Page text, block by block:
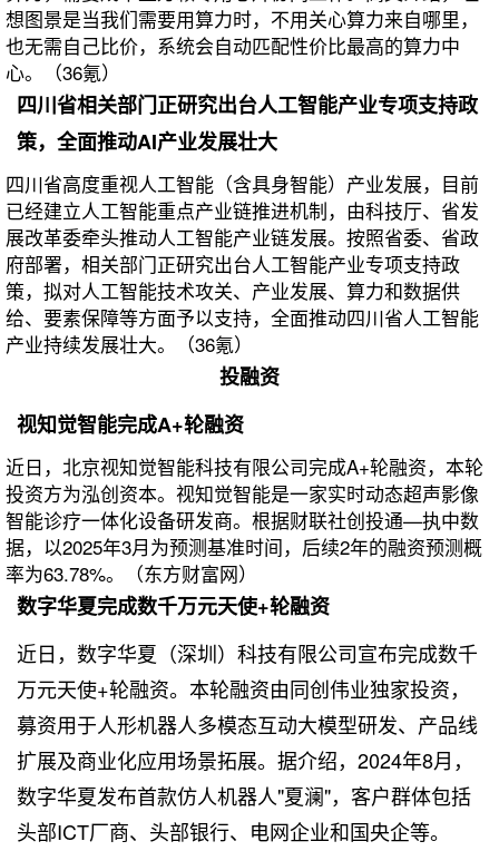
想图景是当我们需要用算力时，不用关心算力来自哪里，
也无需自己比价，系统会自动匹配性价比最高的算力中
心。（36氪）
四川省相关部门正研究出台人工智能产业专项支持政
策，全面推动AI产业发展壮大
四川省高度重视人工智能（含具身智能）产业发展，目前
已经建立人工智能重点产业链推进机制，由科技厅、省发
展改革委牵头推动人工智能产业链发展。按照省委、省政
府部署，相关部门正研究出台人工智能产业专项支持政
策，拟对人工智能技术攻关、产业发展、算力和数据供
给、要素保障等方面予以支持，全面推动四川省人工智能
产业持续发展壮大。（36氪）
投融资
视知觉智能完成A+轮融资
近日，北京视知觉智能科技有限公司完成A+轮融资，本轮
投资方为泓创资本。视知觉智能是一家实时动态超声影像
智能诊疗一体化设备研发商。根据财联社创投通—执中数
据，以2025年3月为预测基准时间，后续2年的融资预测概
率为63.78%。（东方财富网）
数字华夏完成数千万元天使+轮融资
近日，数字华夏（深圳）科技有限公司宣布完成数千
万元天使+轮融资。本轮融资由同创伟业独家投资，
募资用于人形机器人多模态互动大模型研发、产品线
扩展及商业化应用场景拓展。据介绍，2024年8月，
数字华夏发布首款仿人机器人"夏澜"，客户群体包括
头部ICT厂商、头部银行、电网企业和国央企等。